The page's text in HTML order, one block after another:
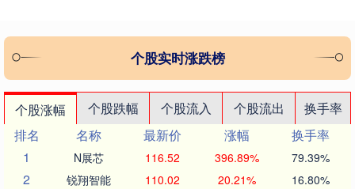
个股实时涨跌榜
个股涨幅 个股跌幅 个股流入 个股流出
换手率
排名
名称 最新价 涨幅
换手率
1
N展芯 116.52 396.89% 79.39%
2 锐翔智能 110.02 20.21% 16.80%